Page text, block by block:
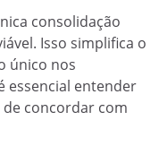
consolidação
Isso simplifica o
único nos
essencial entender
concordar com